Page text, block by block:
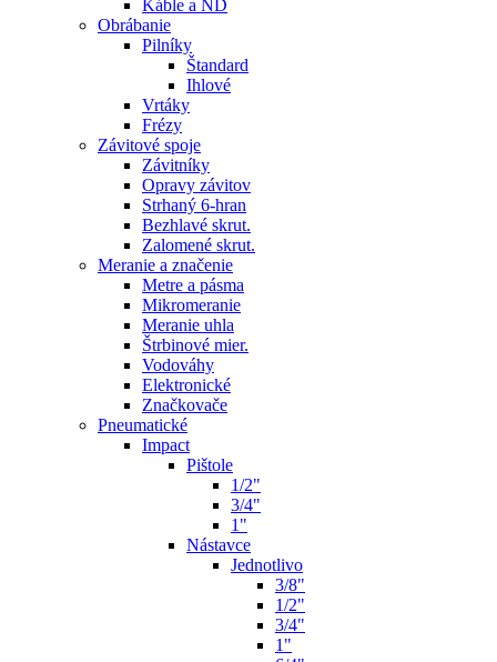
Káble a ND
Obrábanie
Pilníky
Štandard
Ihlové
Vrtáky
Frézy
Závitové spoje
Závitníky
Opravy závitov
Strhaný 6-hran
Bezhlavé skrut.
Zalomené skrut.
Meranie a značenie
Metre a pásma
Mikromeranie
Meranie uhla
Štrbinové mier.
Vodováhy
Elektronické
Značkovače
Pneumatické
Impact
Pištole
1/2"
3/4"
1"
Nástavce
Jednotlivo
3/8"
1/2"
3/4"
1"